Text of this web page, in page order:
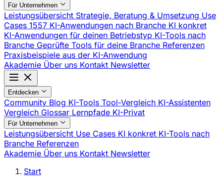
Für Unternehmen
Leistungsübersicht Strategie, Beratung & Umsetzung Use
Cases 1557 KI-Anwendungen nach Branche KI konkret
KI-Anwendungen für deinen Betriebstyp KI-Tools nach
Branche Geprüfte Tools für deine Branche Referenzen
Praxisbeispiele aus der KI-Anwendung
Akademie Über uns Kontakt Newsletter
Entdecken
Community Blog KI-Tools Tool-Vergleich KI-Assistenten
Vergleich Glossar Lernpfade KI-Privat
Für Unternehmen
Leistungsübersicht Use Cases KI konkret KI-Tools nach
Branche Referenzen
Akademie Über uns Kontakt Newsletter
Start